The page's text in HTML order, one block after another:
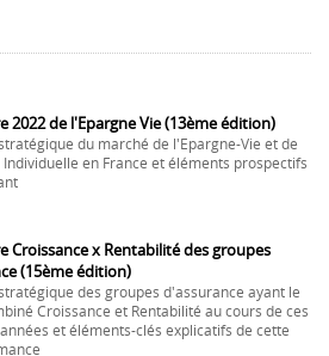
2022 de l'Epargne Vie (13ème édition)
du marché de l'Epargne-Vie et de
Individuelle en France et éléments prospectifs
Croissance x Rentabilité des groupes
(15ème édition)
des groupes d'assurance ayant le
Croissance et Rentabilité au cours de ces
et éléments-clés explicatifs de cette